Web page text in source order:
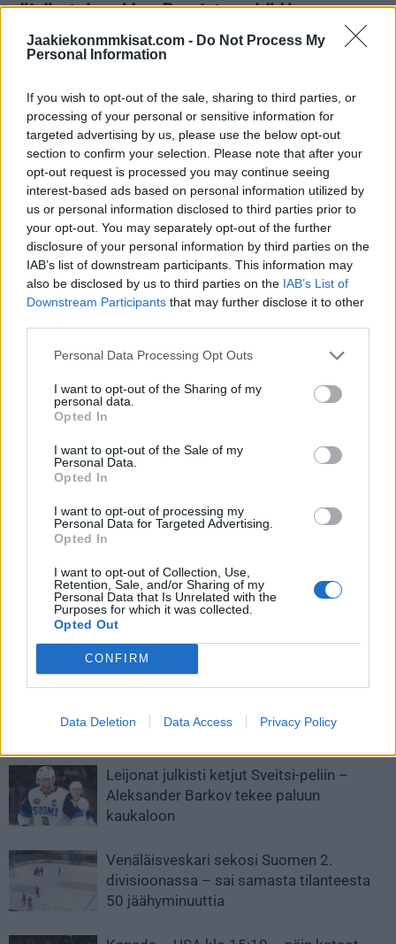
Jaakiekonmmkisat.com - Do Not Process My
Personal Information
If you wish to opt-out of the sale, sharing to third parties, or
processing of your personal or sensitive information for
targeted advertising by us, please use the below opt-out
section to confirm your selection. Please note that after your
opt-out request is processed you may continue seeing
interest-based ads based on personal information utilized by
us or personal information disclosed to third parties prior to
your opt-out. You may separately opt-out of the further
disclosure of your personal information by third parties on the
IAB’s list of downstream participants. This information may
also be disclosed by us to third parties on the IAB’s List of
Downstream Participants that may further disclose it to other
Personal Data Processing Opt Outs
I want to opt-out of the Sharing of my
personal data.
Opted In
I want to opt-out of the Sale of my
Personal Data.
Opted In
I want to opt-out of processing my
Personal Data for Targeted Advertising.
Opted In
I want to opt-out of Collection, Use,
Retention, Sale, and/or Sharing of my
Personal Data that Is Unrelated with the
Purposes for which it was collected.
Opted Out
CONFIRM
Data Deletion Data Access Privacy Policy
päivän takaa Max Domista sekä Yegor
Chinakhovista:
Jos video ei näy laitteellasi, voit katsoa sen suoraan
Youtubesta.
arvo 2,5 miljoonaa!
Edellinen artikkeli
17 suomalaista varattiin NHL:n
varaustilaisuudessa
otteluihin maskipakko –
LIITTYVÄT ARTIKKELIT LISÄÄ TEKIJÄLTÄ
Leijonat julkisti ketjut Sveitsi-peliin –
Aleksander Barkov tekee paluun
kaukaloon
Venäläisveskari sekosi Suomen 2.
divisioonassa – sai samasta tilanteesta
50 jäähyminuuttia